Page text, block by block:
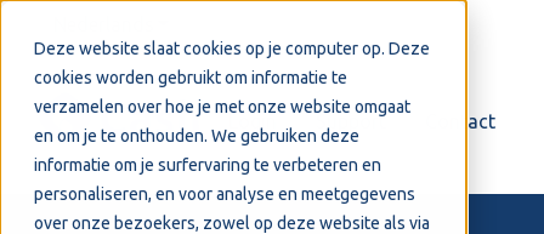
Deze website slaat cookies op je computer op. Deze
cookies worden gebruikt om informatie te
verzamelen over hoe je met onze website omgaat
en om je te onthouden. We gebruiken deze
informatie om je surfervaring te verbeteren en
personaliseren, en voor analyse en meetgegevens
over onze bezoekers, zowel op deze website als via
Support Contact